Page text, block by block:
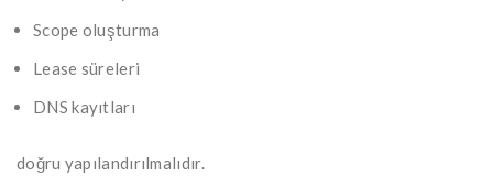
Scope oluşturma
Lease süreleri
DNS kayıtları
doğru yapılandırılmalıdır.